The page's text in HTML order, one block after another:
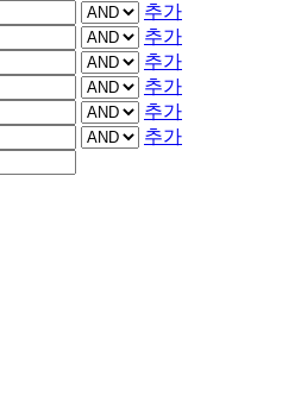
추가
추가
추가
추가
추가
추가